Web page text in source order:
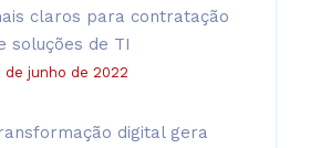
claros para contratação
soluções de TI
de junho de 2022
digital gera